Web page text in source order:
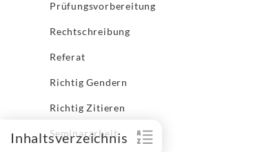
Prüfungsvorbereitung
Rechtschreibung
Referat
Richtig Gendern
Richtig Zitieren
Seminararbeit
Inhaltsverzeichnis